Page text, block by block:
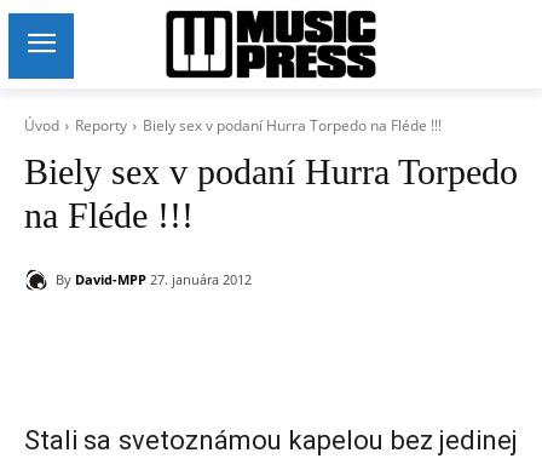
Úvod Reporty Biely sex v podaní Hurra Torpedo na Fléde !!!
Biely sex v podaní Hurra Torpedo
na Fléde !!!
By David-MPP 27. januára 2012
Stali sa svetoznámou kapelou bez jedinej